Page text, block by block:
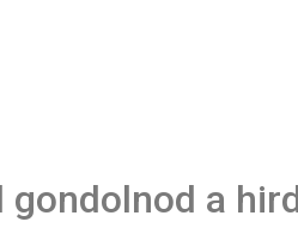
gondolnod a